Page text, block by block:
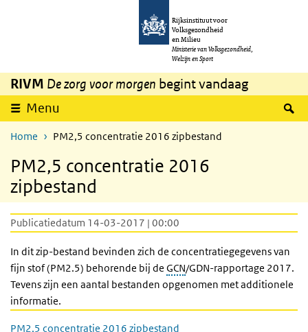
Overslaan en naar de inhoud gaan
Rijksinstituut voor
Volksgezondheid
en Milieu
Ministerie van Volksgezondheid,
Welzijn en Sport
RIVM De zorg voor morgen begint vandaag
Menu
Home PM2,5 concentratie 2016 zipbestand
PM2,5 concentratie 2016
zipbestand
Publicatiedatum 14-03-2017 | 00:00
In dit zip-bestand bevinden zich de concentratiegegevens van
fijn stof (PM2.5) behorende bij de GCN/GDN-rapportage 2017.
Tevens zijn een aantal bestanden opgenomen met additionele
informatie.
PM2,5 concentratie 2016 zipbestand